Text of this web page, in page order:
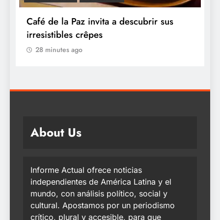
invita a descubrir sus
ASBANC e Interbank
About Us
Informe Actual ofrece noticias
independientes de América Latina y el
mundo, con análisis político, social y
cultural. Apostamos por un periodismo
crítico, plural y accesible, para que